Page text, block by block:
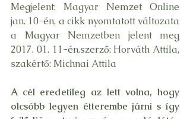
Megjelent: Magyar Nemzet Online
jan. 10-én, a cikk nyomtatott változata
a Magyar Nemzetben jelent meg
2017. 01. 11-én.szerző: Horváth Attila,
szakértő: Michnai Attila
A cél eredetileg az lett volna, hogy
olcsóbb legyen étterembe járni s így